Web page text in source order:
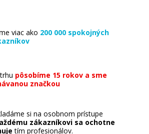
viac ako 200 000 spokojných
pôsobíme 15 rokov a sme
značkou
si na osobnom prístupe
zákazníkovi sa ochotne
tím profesionálov.